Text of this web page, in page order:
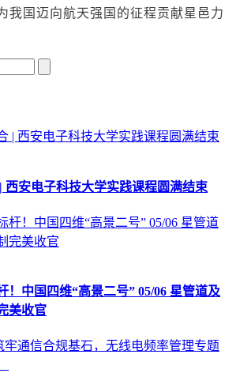
我国迈向航天强国的征程贡献星邑力
西安电子科技大学实践课程圆满结束
！中国四维“高景二号” 05/06 星管道及
美收官